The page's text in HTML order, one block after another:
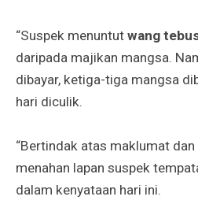
“Suspek menuntut wang
daripada majikan mangsa.
dibayar, ketiga-tiga mangsa
hari diculik.
“Bertindak atas maklumat
menahan lapan suspek
dalam kenyataan hari ini.